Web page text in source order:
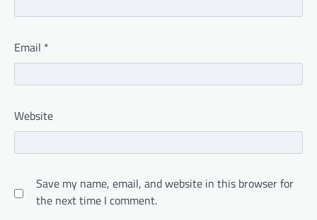
Email *
Website
Save my name, email, and website in this browser for
the next time I comment.